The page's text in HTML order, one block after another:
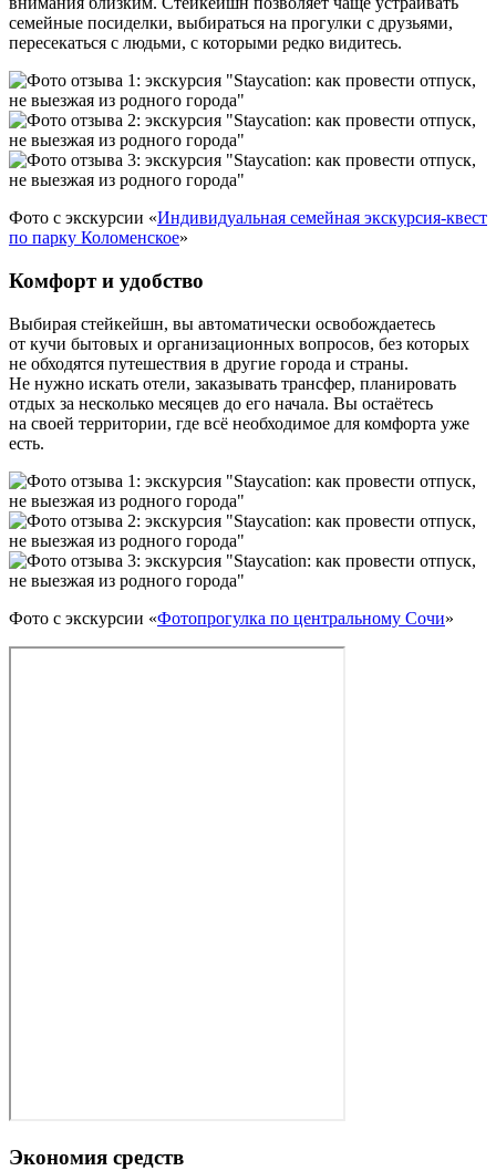
семейные посиделки, выбираться на прогулки с друзьями,
пересекаться с людьми, с которыми редко видитесь.
Фото с экскурсии «Индивидуальная семейная экскурсия-квест
по парку Коломенское»
Комфорт и удобство
Выбирая стейкейшн, вы автоматически освобождаетесь
от кучи бытовых и организационных вопросов, без которых
не обходятся путешествия в другие города и страны.
Не нужно искать отели, заказывать трансфер, планировать
отдых за несколько месяцев до его начала. Вы остаётесь
на своей территории, где всё необходимое для комфорта уже
есть.
Фото с экскурсии «Фотопрогулка по центральному Сочи»
Экономия средств